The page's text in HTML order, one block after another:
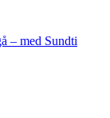
– med Sundti